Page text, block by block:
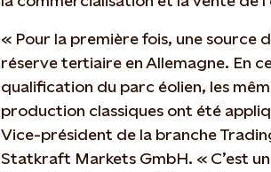
« Pour la première fois, une
réserve tertiaire en Allemagne. En
qualification du parc éolien, les
production classiques ont été
Vice-président de la branche
Statkraft Markets GmbH. « C’est